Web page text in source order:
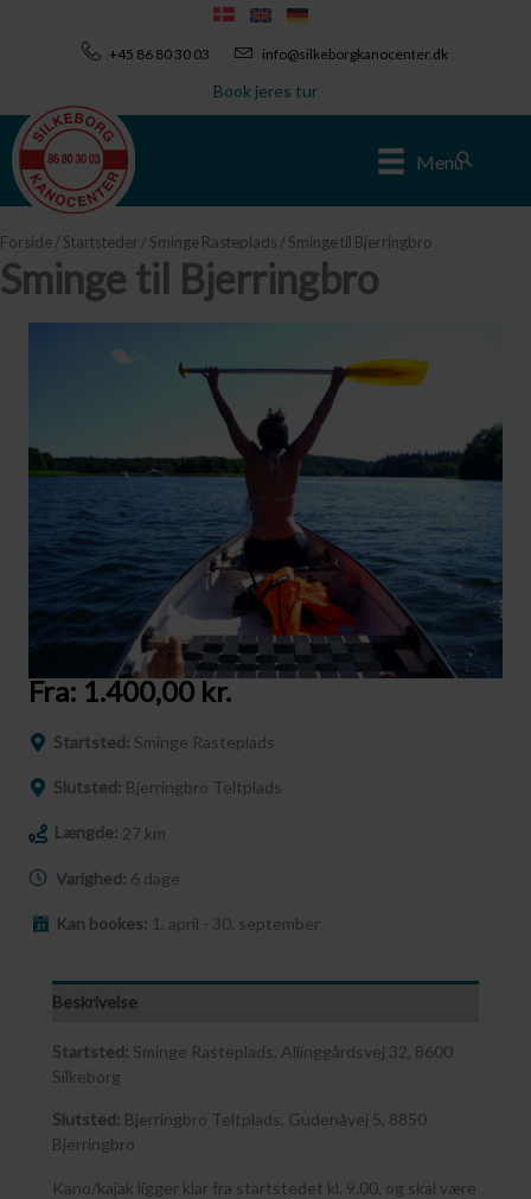
+45 86 80 30 03 info@silkeborgkanocenter.dk
Book jeres tur
Menu
Forside/ Startsteder / Sminge Rasteplads / Sminge til Bjerringbro
Sminge til Bjerringbro
Fra: 1.400,00 kr.
Startsted: Sminge Rasteplads
Slutsted: Bjerringbro Teltplads
Længde: 27 km
Varighed: 6 dage
Kan bookes: 1. april - 30. september
Beskrivelse
Startsted: Sminge Rasteplads, Allinggårdsvej 32, 8600
Silkeborg
Slutsted: Bjerringbro Teltplads, Gudenåvej 5, 8850
Bjerringbro
Kano/kajak ligger klar fra startstedet kl. 9.00, og skal være